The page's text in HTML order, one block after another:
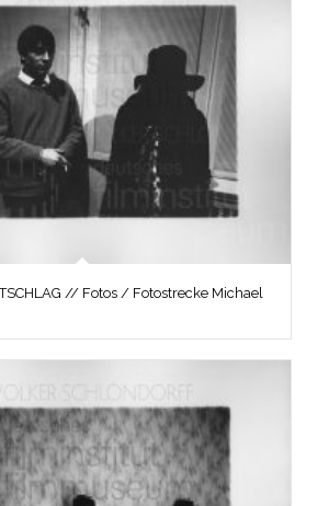
// Fotos / Fotostrecke Michael